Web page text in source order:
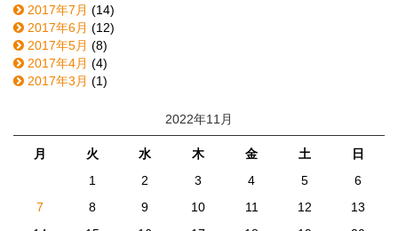
2017年7月 (14)
2017年6月 (12)
2017年5月 (8)
2017年4月 (4)
2017年3月 (1)
2022年11月
月 火 水 木 金 土
日
1
2 3 4 5
6
7
8 9 10 11 12
13